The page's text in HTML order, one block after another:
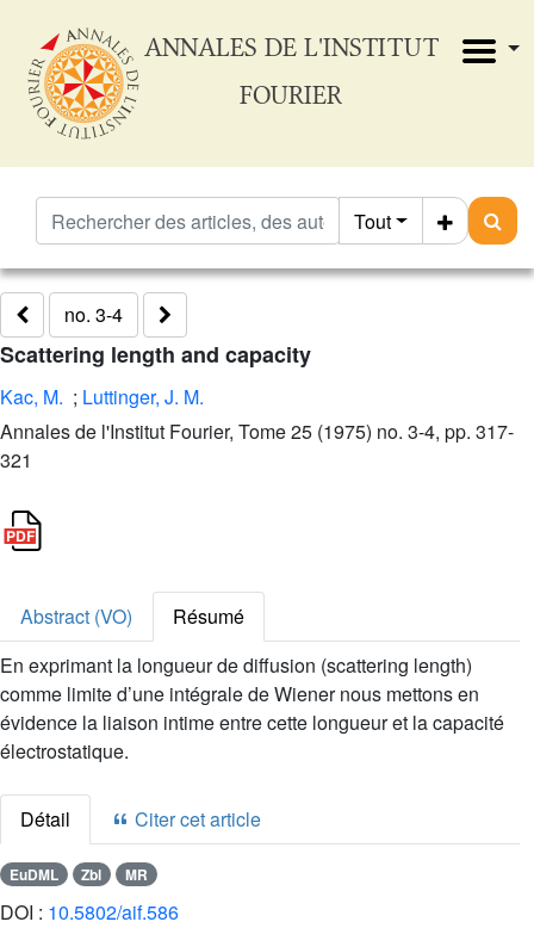
ANNALES DE L'INSTITUT
FOURIER
Tout
no. 3-4
Scattering length and capacity
Kac, M. ; Luttinger, J. M.
Annales de l'Institut Fourier, Tome 25 (1975) no. 3-4, pp. 317-
321
Abstract (VO)
Résumé
En exprimant la longueur de diffusion (scattering length)
comme limite d’une intégrale de Wiener nous mettons en
évidence la liaison intime entre cette longueur et la capacité
électrostatique.
Détail Citer cet article
EuDML Zbl MR
DOI : 10.5802/aif.586